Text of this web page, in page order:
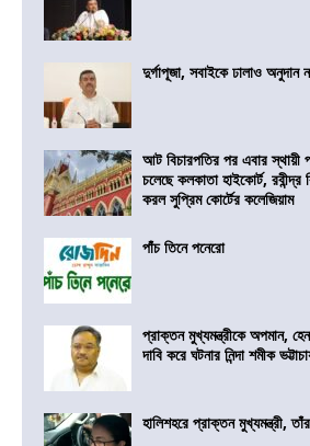
দুর্গাপূজা, সবাইকে ঢালাও অনুদান
আট বিচারপতির পর এবার স্থায়ী
চলেছে কলকাতা হাইকোর্ট, রবীন্দ্র
করল সুপ্রিম কোর্টের কলেজিয়াম
পাঁচ তিনে পনেরো
প্রাক্তন মুখ্যমন্ত্রীকে অপমান,
দাবি করে ঘটনার নিন্দা শমীক
হালিশহরে প্রাক্তন মুখ্যমন্ত্রী,